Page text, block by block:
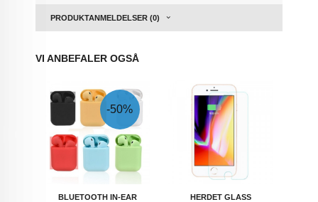
PRODUKTANMELDELSER (0)
VI ANBEFALER OGSÅ
BLUETOOTH IN-EAR
-50%
HERDET GLASS